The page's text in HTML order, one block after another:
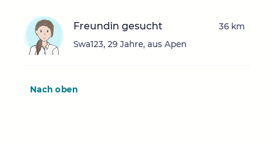
Freundin gesucht
Swa123, 29 Jahre, aus Apen
36 km
Nach oben